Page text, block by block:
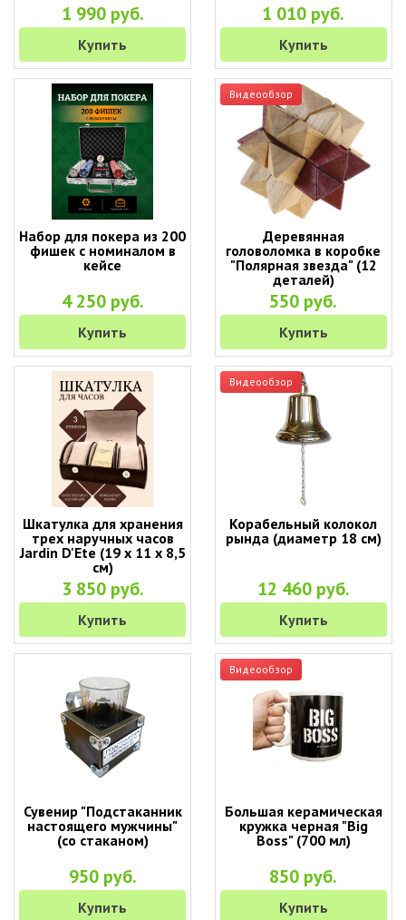
1 990 руб.
Купить
1 010 руб.
Купить
Набор для покера из 200
фишек с номиналом в
кейсе
4 250 руб.
Купить
Видеообзор
Деревянная
головоломка в коробке
"Полярная звезда" (12
деталей)
550 руб.
Купить
Шкатулка для хранения
трех наручных часов
Jardin D'Ete (19 х 11 х 8,5
см)
3 850 руб.
Купить
Видеообзор
Корабельный колокол
рында (диаметр 18 см)
12 460 руб.
Купить
Сувенир "Подстаканник
настоящего мужчины"
(со стаканом)
950 руб.
Купить
Видеообзор
Большая керамическая
кружка черная "Big
Boss" (700 мл)
850 руб.
Купить